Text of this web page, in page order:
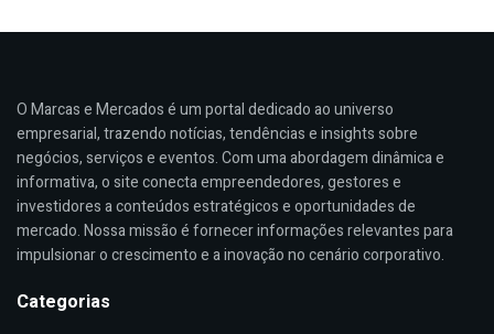
O Marcas e Mercados é um portal dedicado ao universo
empresarial, trazendo notícias, tendências e insights sobre
negócios, serviços e eventos. Com uma abordagem dinâmica e
informativa, o site conecta empreendedores, gestores e
investidores a conteúdos estratégicos e oportunidades de
mercado. Nossa missão é fornecer informações relevantes para
impulsionar o crescimento e a inovação no cenário corporativo.
Categorias